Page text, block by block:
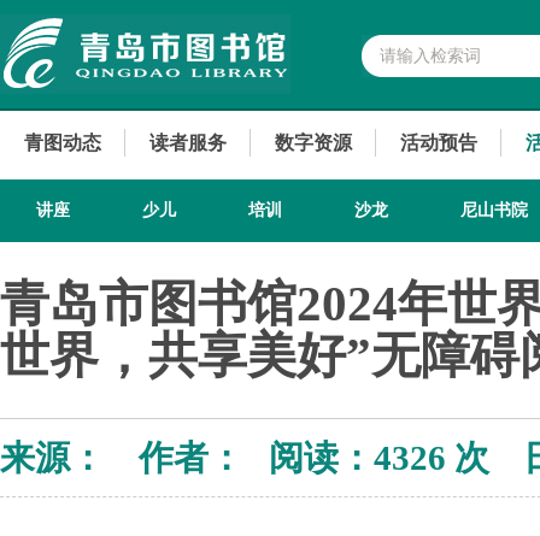
青图动态 读者服务 数字资源 活动预告
讲座 少儿 培训 沙龙 尼山书院
青岛市图书馆2024年
世界，共享美好”无障
来源： 作者： 阅读： 4326 次